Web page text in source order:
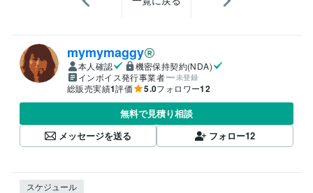
mymymaggy
本人確認
機密保持契約(NDA)
インボイス発行事業者
未登録
総販売実績1評価 5.0フォロワー12
無料で見積り相談
メッセージを送る
フォロー12
スケジュール